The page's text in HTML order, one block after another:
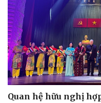
Nhi khoa
Nam khoa
Làm đẹp - giảm cân
Phòng mạch online
Ăn sạch sống khỏe
Quan hệ hữu nghị